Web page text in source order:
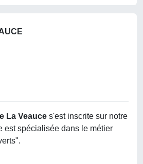
La Veauce s'est inscrite sur notre
est spécialisée dans le métier